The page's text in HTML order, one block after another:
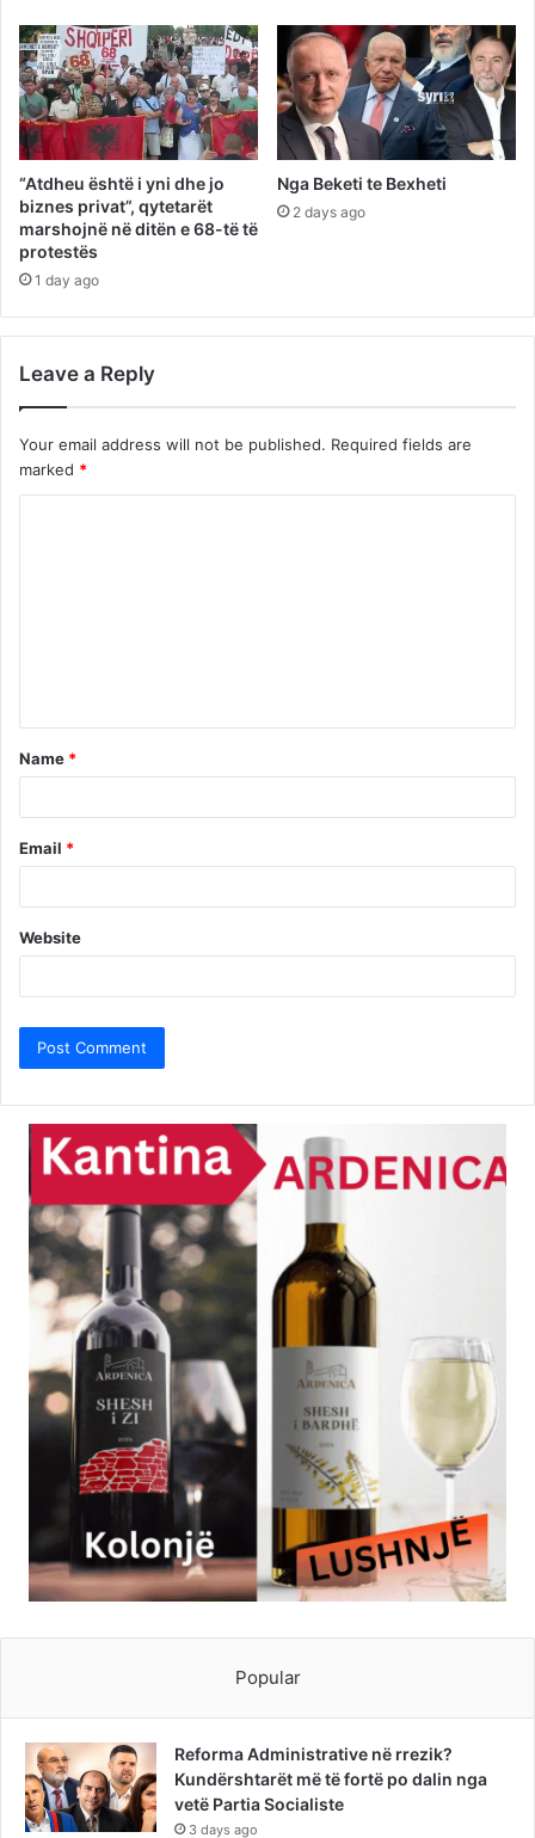
“Atdheu është i yni dhe jo
biznes privat”, qytetarët
marshojnë në ditën e 68-të të
protestës
1 day ago
Nga Beketi te Bexheti
2 days ago
Leave a Reply
Your email address will not be published. Required fields are
marked *
t
*
Name *
Email *
Website
Popular
Reforma Administrative në rrezik?
Kundërshtarët më të fortë po dalin nga
vetë Partia Socialiste
3 days ago